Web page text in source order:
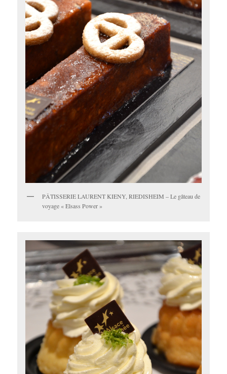
PÂTISSERIE LAURENT KIENY, RIEDISHEIM – Le gâteau de
voyage « Elsass Power »